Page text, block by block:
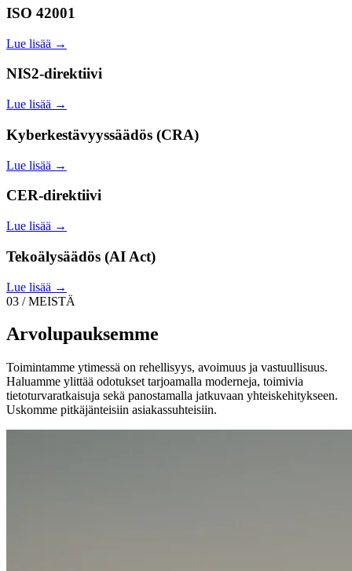
ISO 42001
Lue lisää →
NIS2-direktiivi
Lue lisää →
Kyberkestävyyssäädös (CRA)
Lue lisää →
CER-direktiivi
Lue lisää →
Tekoälysäädös (AI Act)
Lue lisää →
03 / MEISTÄ
Arvolupauksemme
Toimintamme ytimessä on rehellisyys, avoimuus ja vastuullisuus.
Haluamme ylittää odotukset tarjoamalla moderneja, toimivia
tietoturvaratkaisuja sekä panostamalla jatkuvaan yhteiskehitykseen.
Uskomme pitkäjänteisiin asiakassuhteisiin.